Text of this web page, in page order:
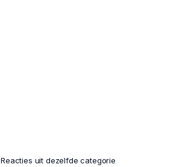
Reacties uit dezelfde categorie